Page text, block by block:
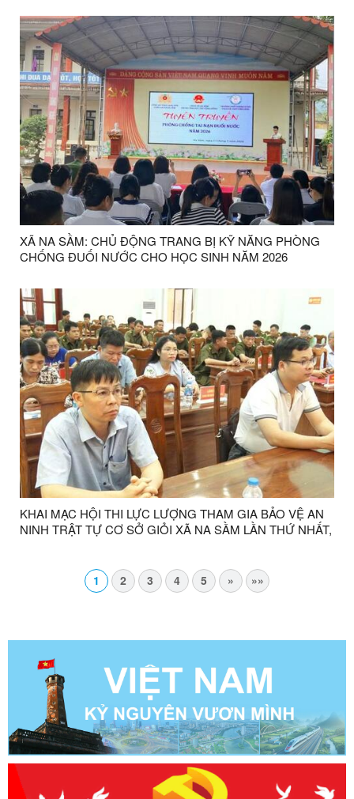
XÃ NA SẦM: CHỦ ĐỘNG TRANG BỊ KỸ NĂNG PHÒNG
CHỐNG ĐUỐI NƯỚC CHO HỌC SINH NĂM 2026
KHAI MẠC HỘI THI LỰC LƯỢNG THAM GIA BẢO VỆ AN
NINH TRẬT TỰ CƠ SỞ GIỎI XÃ NA SẦM LẦN THỨ NHẤT,
1 2 3 4 5 » »»